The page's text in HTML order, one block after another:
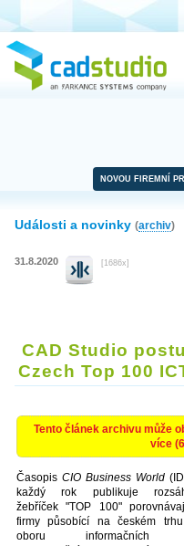
NOVOU FIREMNÍ
Události a novinky (archiv)
31.8.2020 [1686x]
CAD Studio
Czech Top 100
Tento článek archivu může
více
Časopis CIO Business World
každý rok publikuje
žebříček "TOP 100"
firmy působící na českém
oboru informačních